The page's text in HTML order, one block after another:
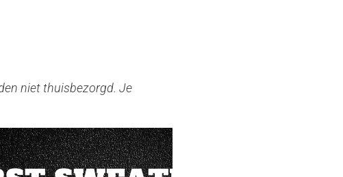
niet thuisbezorgd. Je